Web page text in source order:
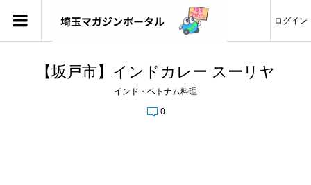
ログイン
【坂戸市】インドカレー スーリヤ
インド・ベトナム料理
0